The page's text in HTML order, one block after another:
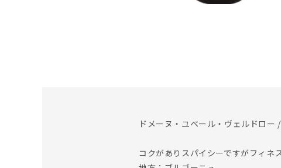
ドメーヌ・ユベール・ヴェルドロ
コクがありスパイシーですがフィネ